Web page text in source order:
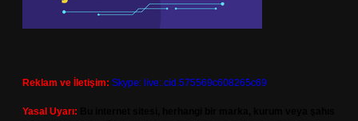
Reklam ve İletişim: Skype: live:.cid.575569c608265c69
Yasal Uyarı: